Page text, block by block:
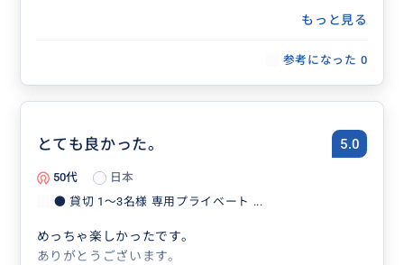
またパリに行った時はぜひお願いしたいと思います。
もっと見る
参考になった 0
とても良かった。 5.0
50代
日本
● 貸切 1〜3名様 専用プライベート ...
めっちゃ楽しかったです。
ありがとうございます。